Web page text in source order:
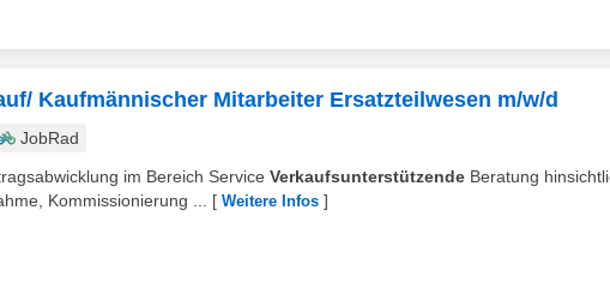
Kaufmännischer Mitarbeiter Ersatzteilwesen m/w/d
JobRad
im Bereich Service Verkaufsunterstützende Beratung
Kommissionierung ...
[ Weitere Infos ]